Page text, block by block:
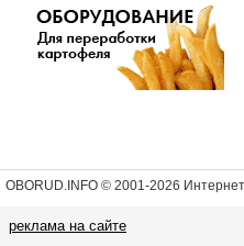
OBORUD.INFO © 2001-2026
реклама на сайте